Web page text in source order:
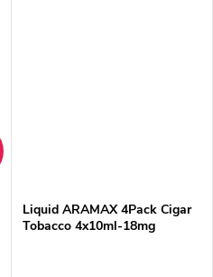
Liquid ARAMAX 4Pack Cigar
Tobacco 4x10ml-18mg